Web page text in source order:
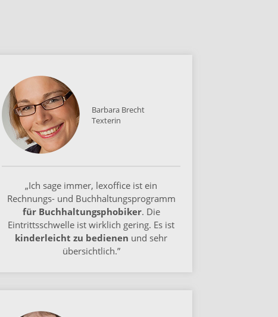
Barbara Brecht
Texterin
„Ich sage immer, lexoffice ist ein
Rechnungs- und Buchhaltungsprogramm
für Buchhaltungs­phobiker. Die
Eintrittsschwelle ist wirklich gering. Es ist
kinderleicht zu bedienen und sehr
übersichtlich.”